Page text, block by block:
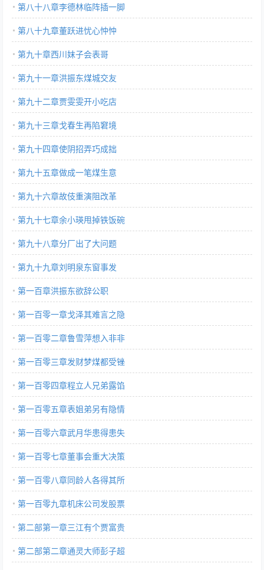
第八十八章李德林临阵插一脚
第八十九章董跃进忧心忡忡
第九十章西川妺子会表哥
第九十一章洪振东煤城交友
第九十二章贾雯雯开小吃店
第九十三章戈春生再陷窘境
第九十四章使阴招弄巧成拙
第九十五章做成一笔煤生意
第九十六章故伎重演阻改革
第九十七章余小瑛甩掉铁饭碗
第九十八章分厂出了大问题
第九十九章刘明泉东窗事发
第一百章洪振东欲辞公职
第一百零一章戈泽其难言之隐
第一百零二章鲁雪萍想入非非
第一百零三章发财梦煤都受锉
第一百零四章程立人兄弟露馅
第一百零五章表姐弟另有隐情
第一百零六章武月华患得患失
第一百零七章董事会重大决策
第一百零八章同龄人各得其所
第一百零九章机床公司发股票
第二部第一章三江有个贾富贵
第二部第二章通灵大师彭子超